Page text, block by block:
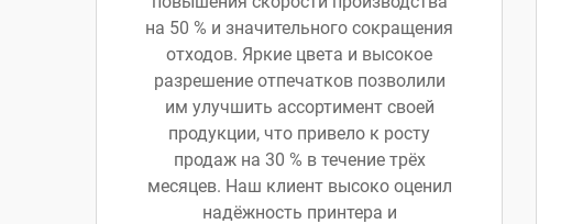
на 50 % и значительного сокращения
отходов. Яркие цвета и высокое
разрешение отпечатков позволили
им улучшить ассортимент своей
продукции, что привело к росту
продаж на 30 % в течение трёх
месяцев. Наш клиент высоко оценил
надёжность принтера и